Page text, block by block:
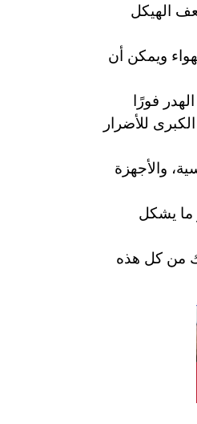
الهيكل
ويمكن أن
فورًا
للأضرار
والأجهزة
ما يشكل
من كل هذه